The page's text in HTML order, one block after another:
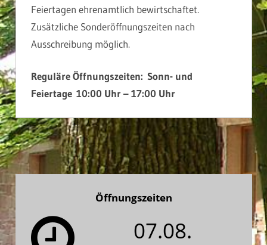
Feiertagen ehrenamtlich bewirtschaftet.
Zusätzliche Sonderöffnungszeiten nach
Ausschreibung möglich.
Reguläre Öffnungszeiten: Sonn- und
Feiertage 10:00 Uhr – 17:00 Uhr
Öffnungszeiten
07.08.